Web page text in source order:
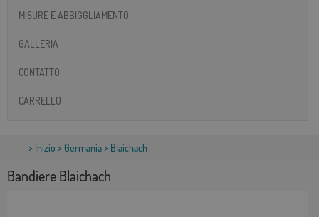
MISURE E ABBIGGLIAMENTO
GALLERIA
CONTATTO
CARRELLO
> Inizio > Germania> Blaichach
Bandiere Blaichach